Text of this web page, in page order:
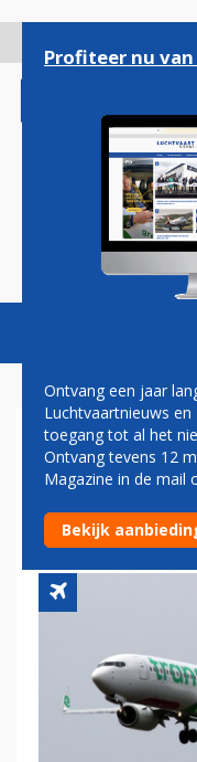
gaan
Magazine
WINTER
BRUSSEL
Profiteer nu
Ontvang een jaar
Luchtvaartnieuws
toegang tot al het
Ontvang tevens 12
Magazine in de mail
Bekijk